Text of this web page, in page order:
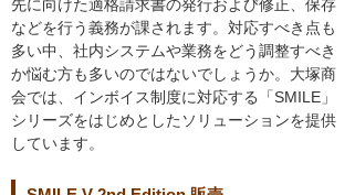
先に向けた適格請求書の発行および修正、保存
などを行う義務が課されます。対応すべき点も
多い中、社内システムや業務をどう調整すべき
か悩む方も多いのではないでしょうか。大塚商
会では、インボイス制度に対応する「SMILE」
シリーズをはじめとしたソリューションを提供
しています。